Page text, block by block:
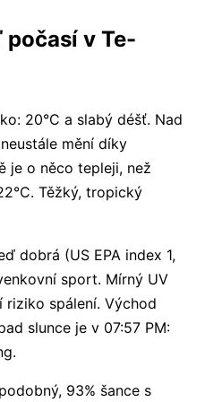
v Te-
20°C a slabý déšť. Nad
mění díky
je o něco tepleji, než
Těžký, tropický
dobrá (US EPA index 1,
sport. Mírný UV
riziko spálení. Východ
slunce je v 07:57 PM:
93% šance s